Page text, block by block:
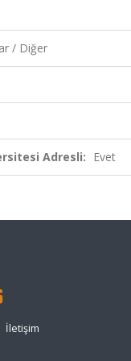
/ Diğer
Adresli: Evet
İletişim